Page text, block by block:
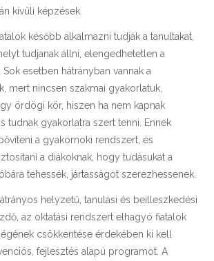
kívüli képzések.
később alkalmazni tudják a tanultakat,
tudjanak állni, elengedhetetlen a
esetben hátrányban vannak a
mert nincsen szakmai gyakorlatuk,
ördögi kör, hiszen ha nem kapnak
tudnak gyakorlatra szert tenni. Ennek
a gyakornoki rendszert, és
a diákoknak, hogy tudásukat a
tehessék, jártasságot szerezhessenek.
helyzetű, tanulási és beilleszkedési
az oktatási rendszert elhagyó fiatalok
csökkentése érdekében ki kell
fejlesztés alapú programot. A